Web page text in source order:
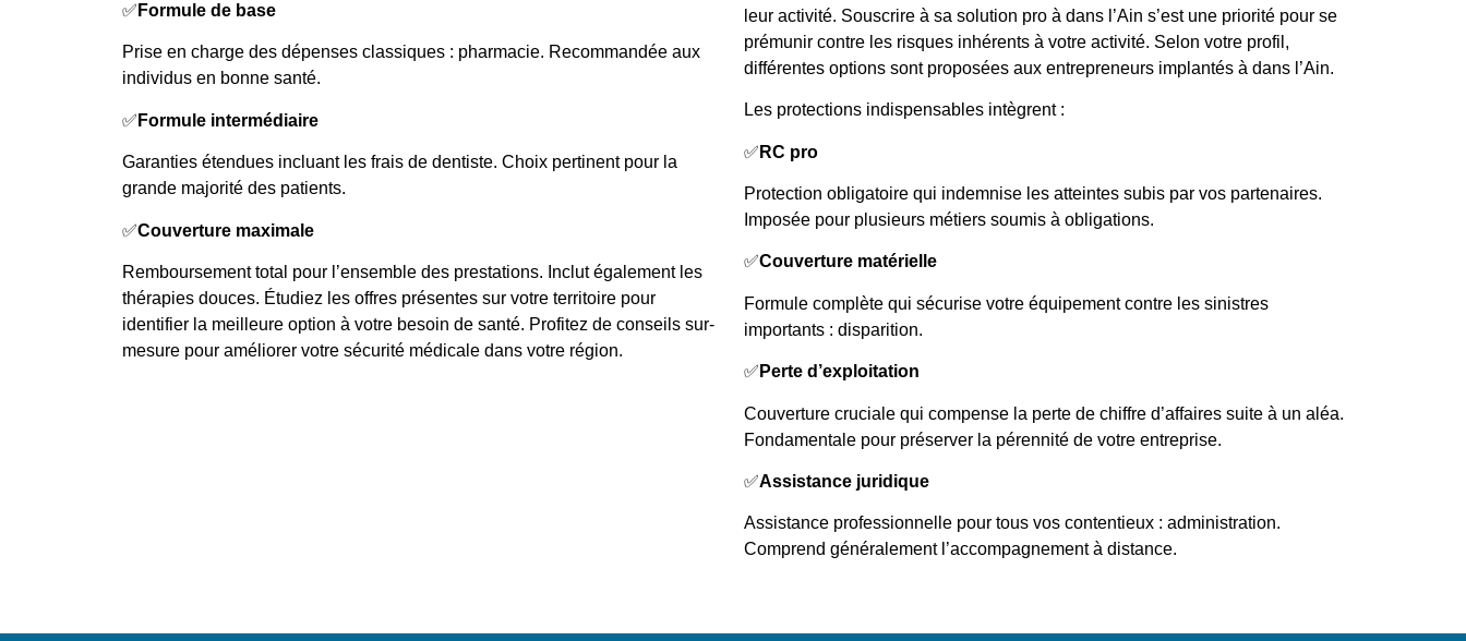
✅ Formule de base
Prise en charge des dépenses classiques : pharmacie. Recommandée aux
individus en bonne santé.
✅ Formule intermédiaire
Garanties étendues incluant les frais de dentiste. Choix pertinent pour la
grande majorité des patients.
✅Couverture maximale
Remboursement total pour l’ensemble des prestations. Inclut également les
thérapies douces. Étudiez les offres présentes sur votre territoire pour
identifier la meilleure option à votre besoin de santé. Profitez de conseils sur-
mesure pour améliorer votre sécurité médicale dans votre région.
leur activité. Souscrire à sa solution pro à dans l’Ain s’est une priorité pour se
prémunir contre les risques inhérents à votre activité. Selon votre profil,
différentes options sont proposées aux entrepreneurs implantés à dans l’Ain.
Les protections indispensables intègrent :
✅ RC pro
Protection obligatoire qui indemnise les atteintes subis par vos partenaires.
Imposée pour plusieurs métiers soumis à obligations.
✅Couverture matérielle
Formule complète qui sécurise votre équipement contre les sinistres
importants : disparition.
✅ Perte d’exploitation
Couverture cruciale qui compense la perte de chiffre d’affaires suite à un aléa.
Fondamentale pour préserver la pérennité de votre entreprise.
✅Assistance juridique
Assistance professionnelle pour tous vos contentieux : administration.
Comprend généralement l’accompagnement à distance.